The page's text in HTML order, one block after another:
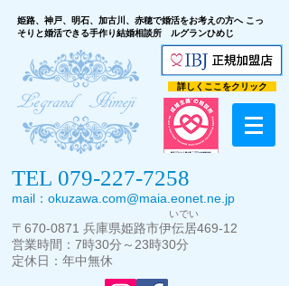
姫路、神戸、明石、加古川、赤穂で婚活をお考えの方へ こっ
そりと婚活できる手作り結婚相談所 ルグランひめじ
詳しくここをクリック
TEL 079-227-7258
mail： okuzawa.com@maia.eonet.ne.jp
いでい
〒 670-0871 兵庫県姫路市伊伝居469-12
営業時間：7時30分～23時30分
定休日：年中無休